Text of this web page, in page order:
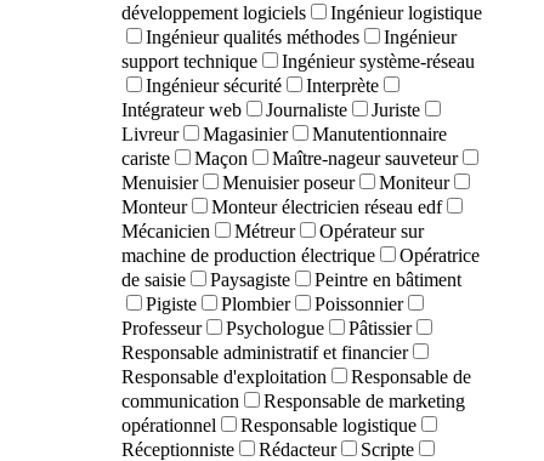
développement logiciels
Ingénieur logistique
Ingénieur qualités méthodes
Ingénieur
support technique
Ingénieur système-réseau
Ingénieur sécurité
Interprète
Intégrateur web
Journaliste
Juriste
Livreur
Magasinier
Manutentionnaire
cariste
Maçon
Maître-nageur sauveteur
Menuisier
Menuisier poseur
Moniteur
Monteur
Monteur électricien réseau edf
Mécanicien
Métreur
Opérateur sur
machine de production électrique
Opératrice
de saisie
Paysagiste
Peintre en bâtiment
Pigiste
Plombier
Poissonnier
Professeur
Psychologue
Pâtissier
Responsable administratif et financier
Responsable d'exploitation
Responsable de
communication
Responsable de marketing
opérationnel
Responsable logistique
Réceptionniste
Rédacteur
Scripte